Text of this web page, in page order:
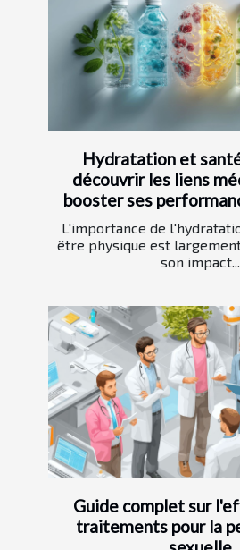
Hydratation et
découvrir les liens
booster ses
L'importance de
être physique est
son impact...
Guide complet sur
traitements pour la